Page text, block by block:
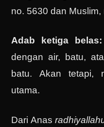
no. 5630 dan Muslim,
Adab ketiga belas:
dengan air, batu,
batu. Akan tetapi,
utama.
Dari Anas